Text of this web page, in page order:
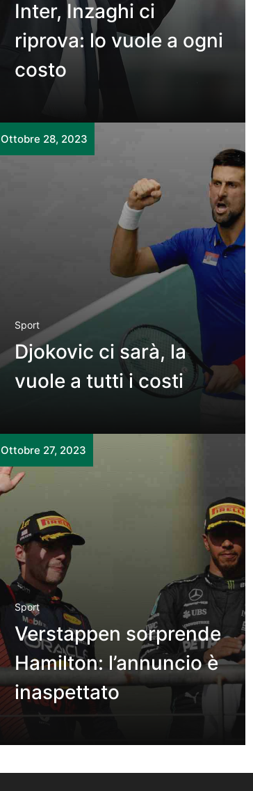
Inter, Inzaghi ci
riprova: lo vuole a ogni
costo
Ottobre 28, 2023
Sport
Djokovic ci sarà, la
vuole a tutti i costi
Ottobre 27, 2023
Sport
Verstappen sorprende
Hamilton: l’annuncio è
inaspettato